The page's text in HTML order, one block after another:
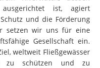
ist, agiert
und die Förderung
setzen wir uns für eine
Gesellschaft ein.
weltweit Fließgewässer
zu schützen und zu